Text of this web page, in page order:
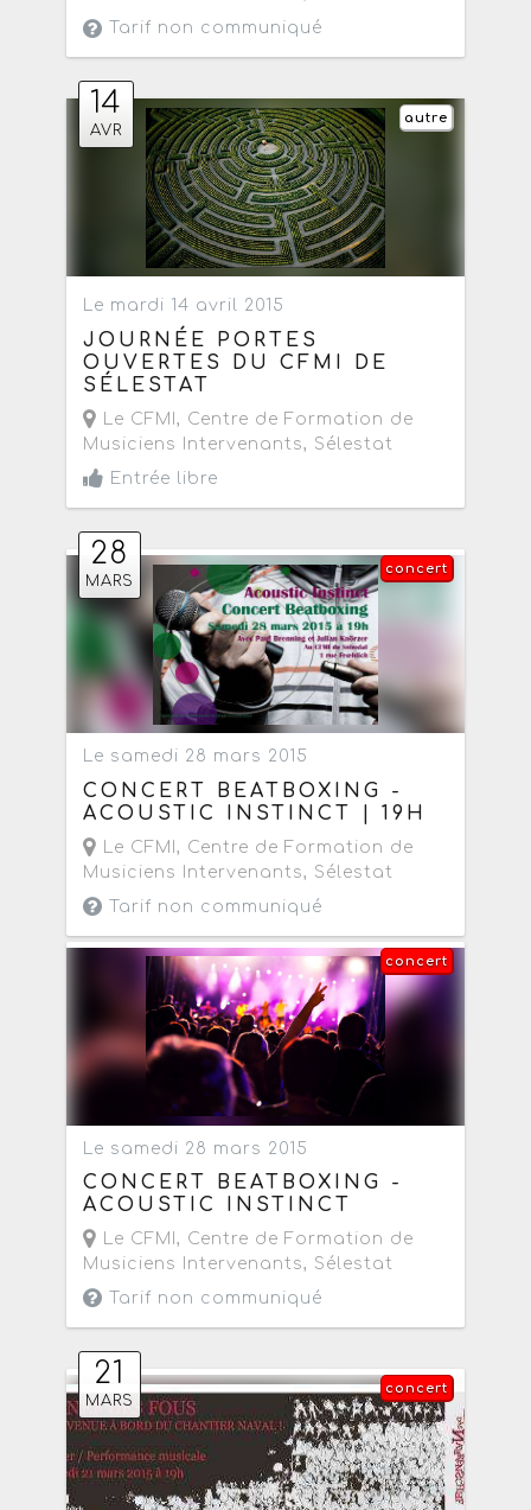
Tarif non communiqué
14
AVR
autre
Le mardi 14 avril 2015
JOURNÉE PORTES
OUVERTES DU CFMI DE
SÉLESTAT
Le CFMI, Centre de Formation de
Musiciens Intervenants, Sélestat
Entrée libre
28
MARS
concert
Le samedi 28 mars 2015
CONCERT BEATBOXING -
ACOUSTIC INSTINCT | 19H
Le CFMI, Centre de Formation de
Musiciens Intervenants, Sélestat
Tarif non communiqué
concert
Le samedi 28 mars 2015
CONCERT BEATBOXING -
ACOUSTIC INSTINCT
Le CFMI, Centre de Formation de
Musiciens Intervenants, Sélestat
Tarif non communiqué
21
MARS
concert